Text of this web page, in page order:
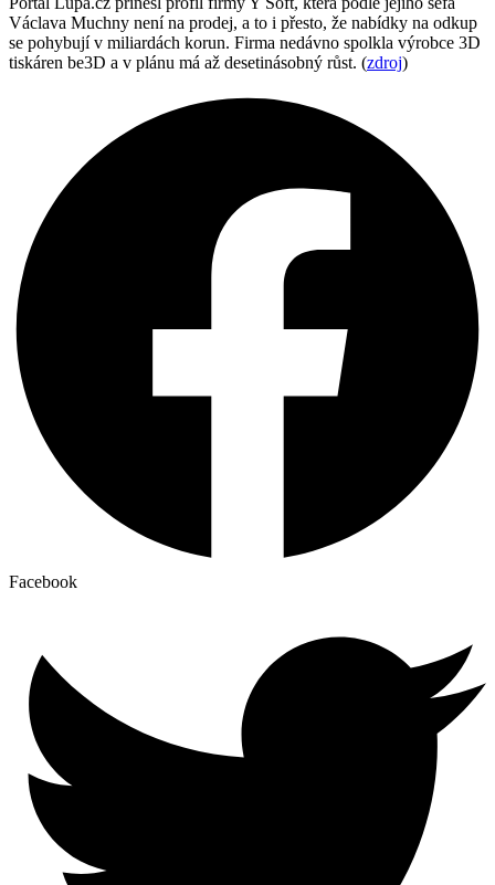
Václava Muchny není na prodej, a to i přesto, že nabídky na odkup
se pohybují v miliardách korun. Firma nedávno spolkla výrobce 3D
tiskáren be3D a v plánu má až desetinásobný růst. (zdroj)
Facebook